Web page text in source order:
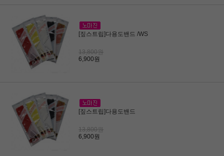
[짚스트립]다용도밴드 /WS
13,800원
6,900원
[짚스트립]다용도밴드
13,800원
6,900원